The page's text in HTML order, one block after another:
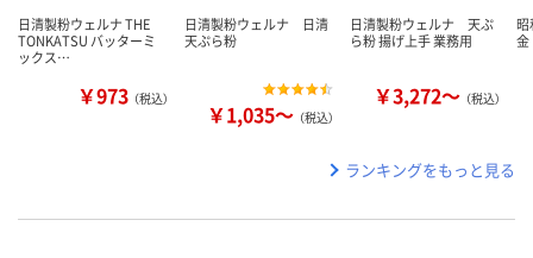
日清製粉ウェルナ THE
TONKATSU バッターミ
ックス…
￥973 （税込）
日清製粉ウェルナ 日清
天ぷら粉
￥1,035～ （税込）
日清製粉ウェルナ 天ぷ
ら粉 揚げ上手 業務用
￥3,272～ （税込）
ランキングをもっと見る